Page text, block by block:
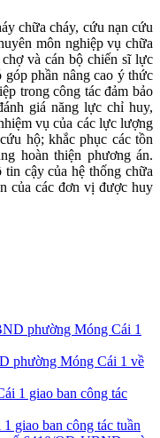
chữa cháy, cứu nạn cứu
môn nghiệp vụ chữa
và cán bộ chiến sĩ lực
phần nâng cao ý thức
trong công tác đảm bảo
giá năng lực chỉ huy,
vụ của các lực lượng
hộ; khắc phục các tồn
hoàn thiện phương án.
cậy của hệ thống chữa
của các đơn vị được huy
phường Móng Cái 1 về
giao ban công tác tuần